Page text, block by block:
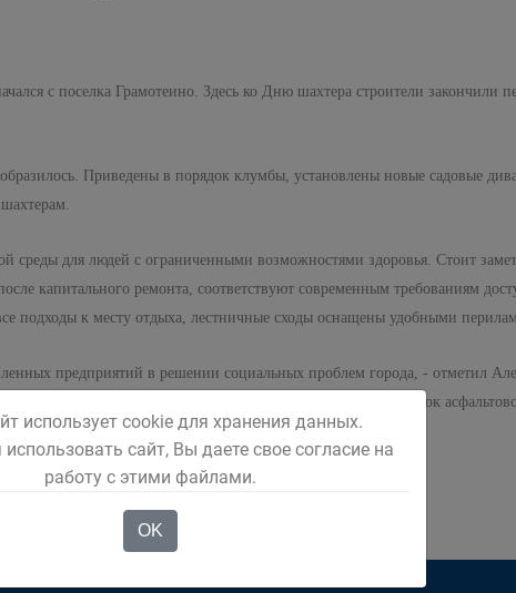
с поселка Грамотеино. Здесь ко Дню шахтера строители закончили
Приведены в порядок клумбы, установлены новые садовые
среды для людей с ограниченными возможностями здоровья. Стоит
капитального ремонта, соответствуют современным требованиям
подходы к месту отдыха, лестничные сходы оснащены удобными
предприятий в решении социальных проблем города, - отметил
завершить реконструкцию, а именно – привести в порядок
году.
использует cookie для хранения данных.
сайт, Вы даете свое согласие на
работу с этими файлами.
OK